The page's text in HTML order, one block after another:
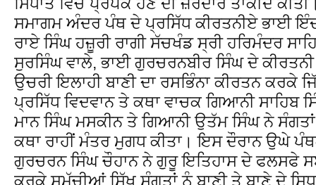
ਸਮਾਗਮ ਅੰਦਰ ਪੰਥ ਦੇ ਪ੍ਰਸਿੱਧ ਕੀਰਤਨੀਏ ਭਾਈ
ਰਾਏ ਸਿੰਘ ਹਜ਼ੂਰੀ ਰਾਗੀ ਸੱਚਖੰਡ ਸ੍ਰੀ ਹਰਿਮੰਦਰ
ਸੁਰਸਿੰਘ ਵਾਲੇ, ਭਾਈ ਗੁਰਚਰਨਬੀਰ ਸਿੰਘ ਦੇ
ਉਚਰੀ ਇਲਾਹੀ ਬਾਣੀ ਦਾ ਰਸਭਿੰਨਾ ਕੀਰਤਨ ਕਰਕੇ
ਪ੍ਰਸਿੱਧ ਵਿਦਵਾਨ ਤੇ ਕਥਾ ਵਾਚਕ ਗਿਆਨੀ ਸਾਹਿਬ
ਮਾਨ ਸਿੰਘ ਮਸਕੀਨ ਤੇ ਗਿਆਨੀ ਉਤੱਮ ਸਿੰਘ ਨੇ
ਕਥਾ ਰਾਹੀਂ ਮੰਤਰ ਮੁਗਧ ਕੀਤਾ। ਇਸ ਦੌਰਾਨ ਉਘੇ
ਗੁਰਚਰਨ ਸਿੰਘ ਚੌਹਾਨ ਨੇ ਗੁਰੂ ਇਤਿਹਾਸ ਦੇ ਫਲਸਫੇ
ਕਰਕੇ ਸਮੁੱਚੀਆਂ ਸਿੱਖ ਸੰਗਤਾਂ ਨੂੰ ਬਾਣੀ ਤੇ ਬਾਣੇ ਦੇ